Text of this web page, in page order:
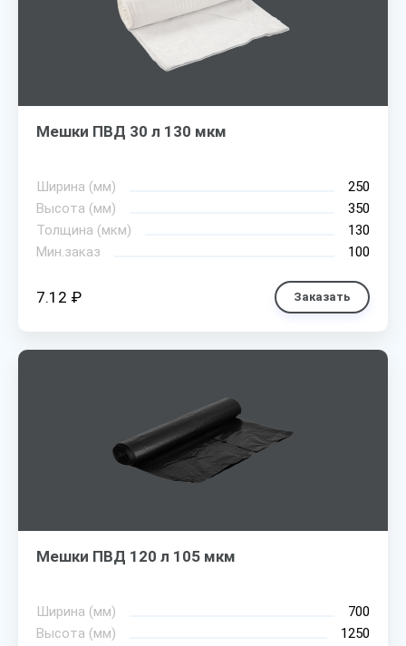
Мешки ПВД 30 л 130 мкм
Ширина (мм)
250
Высота (мм)
350
Толщина (мкм)
130
Мин.заказ
100
7.12 ₽ Заказать
Мешки ПВД 120 л 105 мкм
Ширина (мм)
700
Высота (мм)
1250